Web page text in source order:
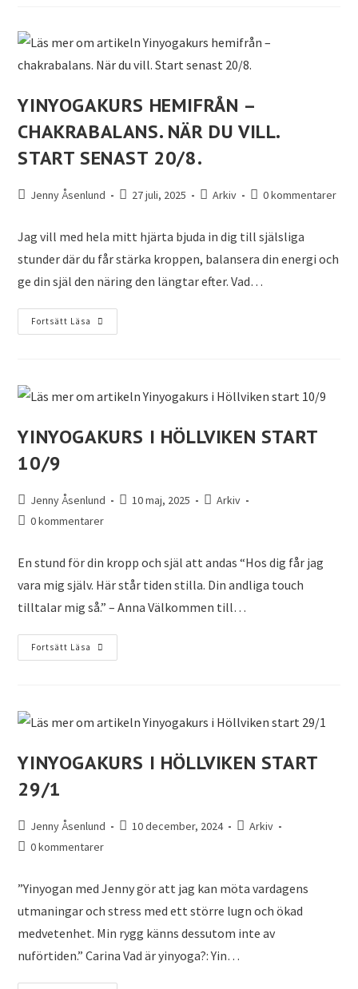
YINYOGAKURS HEMIFRÅN –
CHAKRABALANS. NÄR DU VILL.
START SENAST 20/8.
Jenny Åsenlund 27 juli, 2025 Arkiv 0 kommentarer
Jag vill med hela mitt hjärta bjuda in dig till själsliga
stunder där du får stärka kroppen, balansera din energi och
ge din själ den näring den längtar efter. Vad…
Fortsätt Läsa
YINYOGAKURS I HÖLLVIKEN START
10/9
Jenny Åsenlund 10 maj, 2025
Arkiv
0 kommentarer
En stund för din kropp och själ att andas “Hos dig får jag
vara mig själv. Här står tiden stilla. Din andliga touch
tilltalar mig så.” – Anna Välkommen till…
Fortsätt Läsa
YINYOGAKURS I HÖLLVIKEN START
29/1
Jenny Åsenlund 10 december, 2024
Arkiv
0 kommentarer
”Yinyogan med Jenny gör att jag kan möta vardagens
utmaningar och stress med ett större lugn och ökad
medvetenhet. Min rygg känns dessutom inte av
nuförtiden.” Carina Vad är yinyoga?: Yin…